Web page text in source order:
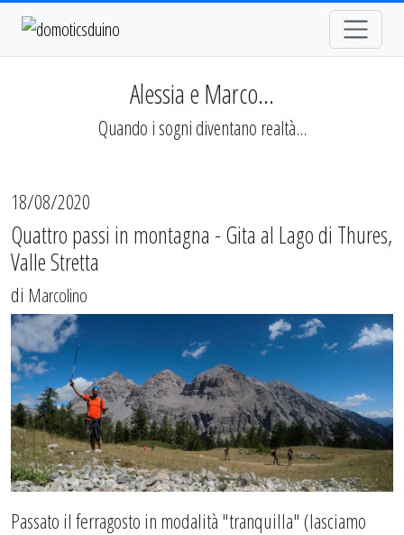
Alessia e Marco...
Quando i sogni diventano realtà...
18/08/2020
Quattro passi in montagna - Gita al Lago di Thures,
Valle Stretta
di Marcolino
Passato il ferragosto in modalità "tranquilla" (lasciamo